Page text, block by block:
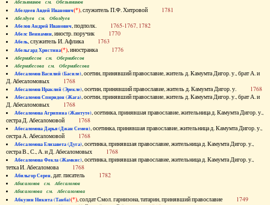
Абезьянинов см. Обезьянинов
Абелдеев Авдей Иванович(*), служитель П.Ф. Хитровой 1781
Абелдуев см. Оболдуев
Абелов Андрей Иванович, подполк. 1765-1767, 1782
Абелс Вениамин, иностр. поручик 1770
Абель, служитель И. Афлика 1763
Абельгард Христина(*), иностранка 1776
Абернибесов см. Обернибесов
Абернибесова см. Обернибесова
Абесаломов Василий (Басиле), осетин, принявший православие, житель д. Камумта Дигор. у., брат А. и
Д. Абесаломовых 1768
Абесаломов Ираклий (Эрекле), осетин, принявший православие, житель д. Камумта Дигор. у. 1768
Абесаломов Спиридон (Жага), осетин, принявший православие, житель д. Камумта Дигор. у., брат А. и
Д. Абесаломовых 1768
Абесаломова Агрипина (Жантуте), осетинка, принявшая православие, жительница д. Камумта Дигор. у.,
сестра Д. Абесаломовой 1768
Абесаломова Дарья (Джан Семен), осетинка, принявшая православие, жительница д. Камумта Дигор. у.,
сестра А. Абесаломовой 1768
Абесаломова Елизавета (Дуга), осетинка, принявшая православие, жительница д. Камумта Дигор. у.,
сестра В., С., А. и Д. Абесаломовых 1768
Абесаломова Фекла (Жамкис), осетинка, принявшая православие, жительница д. Камумта Дигор. у.,
тетка И. Абесаломова 1768
Абильгор Серен, дат. писатель 1782
Абисаломов см. Абесаломов
Абисаломова см. Абесаломова
Абкузин Никита (Танба)(*), солдат Смол. гарнизона, татарин, принявший православие 1749